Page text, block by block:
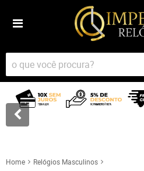
Home
Relógios Masculinos